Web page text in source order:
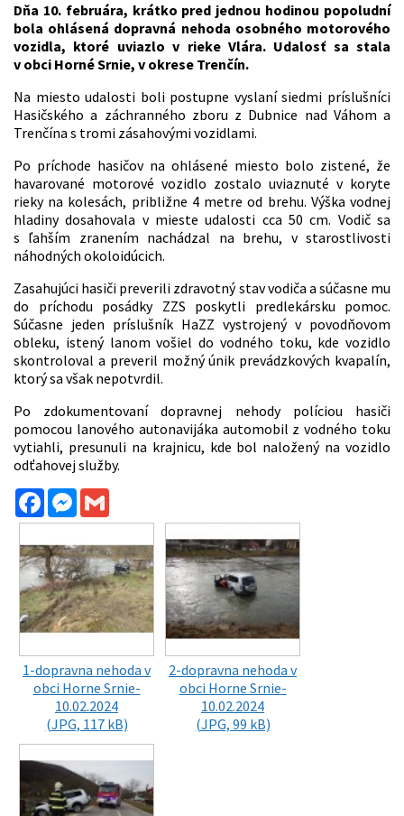
Dňa 10. februára, krátko pred jednou hodinou popoludní
bola ohlásená dopravná nehoda osobného motorového
vozidla, ktoré uviazlo v rieke Vlára. Udalosť sa stala
v obci Horné Srnie, v okrese Trenčín.
Na miesto udalosti boli postupne vyslaní siedmi príslušníci
Hasičského a záchranného zboru z Dubnice nad Váhom a
Trenčína s tromi zásahovými vozidlami.
Po príchode hasičov na ohlásené miesto bolo zistené, že
havarované motorové vozidlo zostalo uviaznuté v koryte
rieky na kolesách, približne 4 metre od brehu. Výška vodnej
hladiny dosahovala v mieste udalosti cca 50 cm. Vodič sa
s ľahším zranením nachádzal na brehu, v starostlivosti
náhodných okoloidúcich.
Zasahujúci hasiči preverili zdravotný stav vodiča a súčasne mu
do príchodu posádky ZZS poskytli predlekársku pomoc.
Súčasne jeden príslušník HaZZ vystrojený v povodňovom
obleku, istený lanom vošiel do vodného toku, kde vozidlo
skontroloval a preveril možný únik prevádzkových kvapalín,
ktorý sa však nepotvrdil.
Po zdokumentovaní dopravnej nehody políciou hasiči
pomocou lanového autonavijáka automobil z vodného toku
vytiahli, presunuli na krajnicu, kde bol naložený na vozidlo
odťahovej služby.
FacebookMessenger
1-dopravna nehoda v
obci Horne Srnie-
10.02.2024
(JPG, 117 kB)
2-dopravna nehoda v
obci Horne Srnie-
10.02.2024
(JPG, 99 kB)